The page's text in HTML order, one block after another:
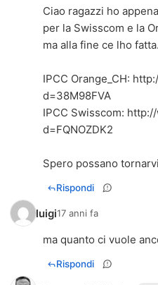
Ciao ragazzi ho
per la Swisscom e la
ma alla fine ce lho fatta.
IPCC Orange_CH:
d=38M98FVA
IPCC Swisscom:
d=FQNOZDK2
Spero possano
Rispondi
luigi17 anni fa
ma quanto ci vuole
Rispondi